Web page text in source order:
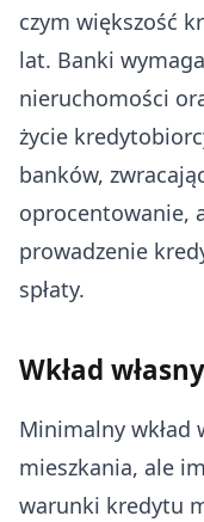
czym większość
lat. Banki
nieruchomości
życie
banków,
oprocentowanie,
prowadzenie
spłaty.
Wkład własny
Minimalny wkład
mieszkania, ale
warunki kredytu